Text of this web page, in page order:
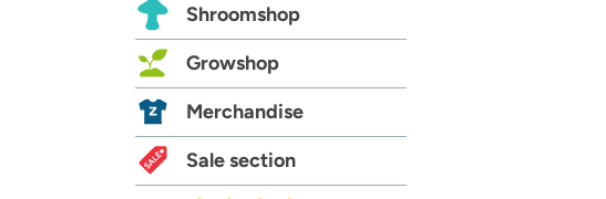
Shroomshop
Growshop
Merchandise
Sale section